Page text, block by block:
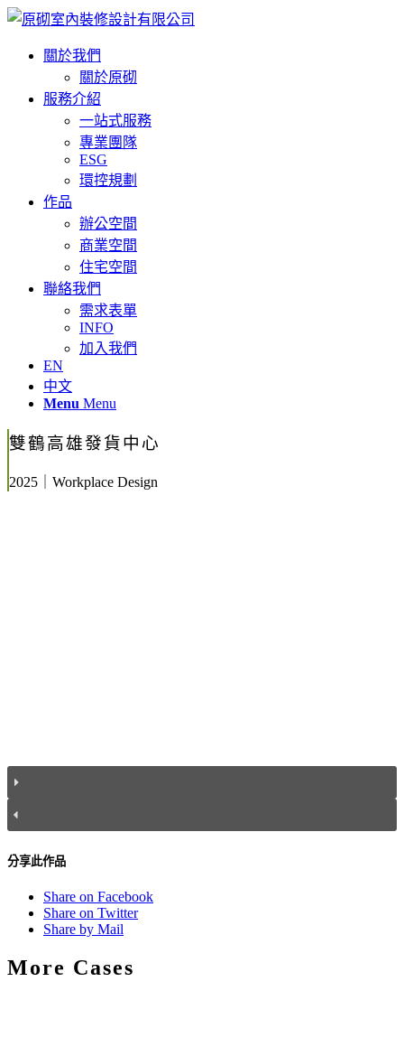
關於我們
關於原砌
服務介紹
一站式服務
專業團隊
ESG
環控規劃
作品
辦公空間
商業空間
住宅空間
聯絡我們
需求表單
INFO
加入我們
EN
中文
Menu Menu
雙鶴高雄發貨中心
2025｜Workplace Design
分享此作品
Share on Facebook
Share on Twitter
Share by Mail
More Cases